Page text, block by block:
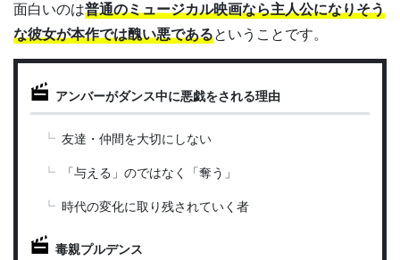
面白いのは普通のミュージカル映画なら主人公になりそう
な彼女が本作では醜い悪であるということです。
アンバーがダンス中に悪戯をされる理由
友達・仲間を大切にしない
「与える」のではなく「奪う」
時代の変化に取り残されていく者
毒親プルデンス